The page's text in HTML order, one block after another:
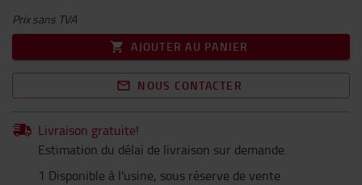
Prix sans TVA
AJOUTER AU PANIER
NOUS CONTACTER
Livraison gratuite!
Estimation du délai de livraison sur demande.
1 Disponible à l'usine, sous réserve de vente